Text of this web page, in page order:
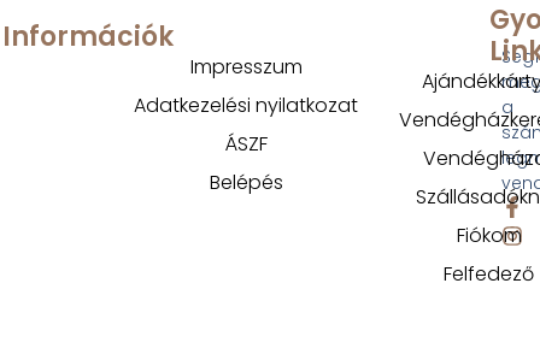
a
Fiókom
Felfedező
Információk
Impresszum
Adatkezelési nyilatkozat
ÁSZF
Belépés